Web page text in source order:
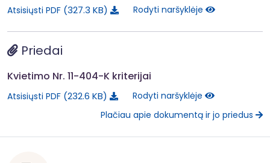
Atsisiųsti PDF 327.3 KB Rodyti naršyklėje
Priedai
Kvietimo Nr. 11-404-K kriterijai
Atsisiųsti PDF 232.6 KB
Rodyti naršyklėje
Plačiau apie dokumentą ir jo priedus